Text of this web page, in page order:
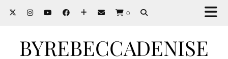
0
BYREBECCADENISE